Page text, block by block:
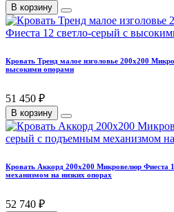
В корзину
Кровать Тренд малое изголовье 200х200
высокими опорами
51 450 ₽
В корзину
Кровать Аккорд 200х200 Микровелюр Фиеста
механизмом на низких опорах
52 740 ₽